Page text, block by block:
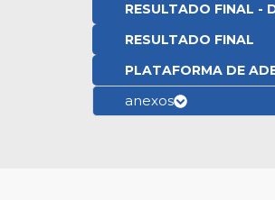
RESULTADO FINAL -
RESULTADO FINAL
PLATAFORMA DE
anexos